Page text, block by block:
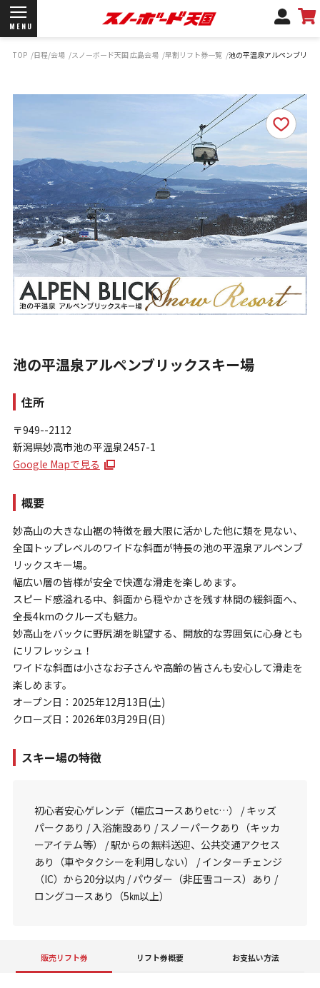
MENU
お知らせ
商品保証
サポートデスク
弊社名義の郵便について
新規会員登録
ログイン
お問い合わせ
特定商取引法に基づく表示
TOP 日程/会場 スノーボード天国 広島会場 早割リフト券一覧 池の平温泉アルペンブリッ
池の平温泉アルペンブリックスキー場
住所
〒949--2112
新潟県妙高市池の平温泉2457-1
Google Mapで見る
概要
妙高山の大きな山裾の特徴を最大限に活かした他に類を見ない、
全国トップレベルのワイドな斜面が特長の池の平温泉アルペンブ
リックスキー場。
幅広い層の皆様が安全で快適な滑走を楽しめます。
スピード感溢れる中、斜面から穏やかさを残す林間の緩斜面へ、
全長4kmのクルーズも魅力。
妙高山をバックに野尻湖を眺望する、開放的な雰囲気に心身とも
にリフレッシュ！
ワイドな斜面は小さなお子さんや高齢の皆さんも安心して滑走を
楽しめます。
オープン日：2025年12月13日(土)
クローズ日：2026年03月29日(日)
スキー場の特徴
初心者安心ゲレンデ（幅広コースありetc…） / キッズ
パークあり / 入浴施設あり / スノーパークあり（キッカ
ーアイテム等） / 駅からの無料送迎、公共交通アクセス
あり（車やタクシーを利用しない） / インターチェンジ
（IC）から20分以内 / パウダー（非圧雪コース）あり /
ロングコースあり（5㎞以上）
販売リフト券 リフト券概要 お支払い方法